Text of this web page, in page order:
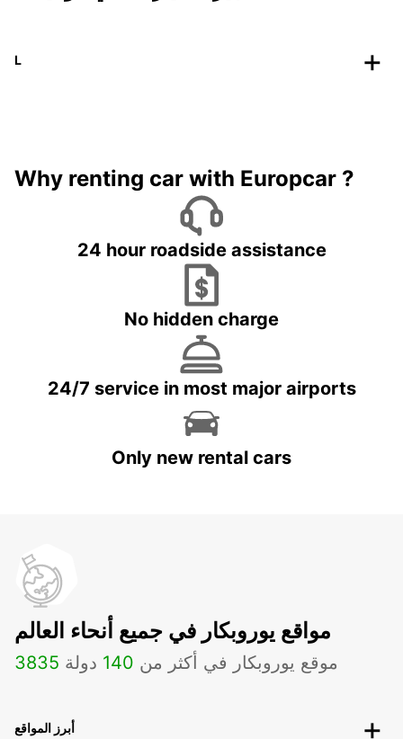
L
Why renting car with Europcar ?
24 hour roadside assistance
No hidden charge
24/7 service in most major airports
Only new rental cars
مواقع يوروبكار في جميع أنحاء العالم
3835 موقع يوروبكار في أكثر من 140 دولة
أبرز المواقع